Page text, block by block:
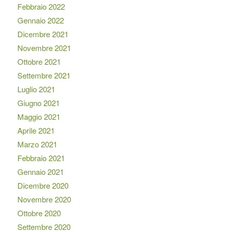
Febbraio 2022
Gennaio 2022
Dicembre 2021
Novembre 2021
Ottobre 2021
Settembre 2021
Luglio 2021
Giugno 2021
Maggio 2021
Aprile 2021
Marzo 2021
Febbraio 2021
Gennaio 2021
Dicembre 2020
Novembre 2020
Ottobre 2020
Settembre 2020